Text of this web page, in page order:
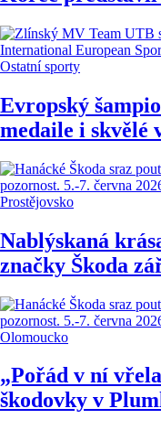
Ostatní sporty
Evropský
medaile i skvělé
Prostějovsko
Nablýskaná
značky Škoda
Olomoucko
„Pořád v ní
škodovky v